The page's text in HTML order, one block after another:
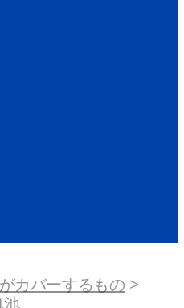
カバーするもの >
池